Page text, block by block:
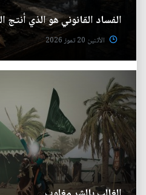
الفساد القانوني هو الذي أنتج
الأثنين 20 تموز 2026